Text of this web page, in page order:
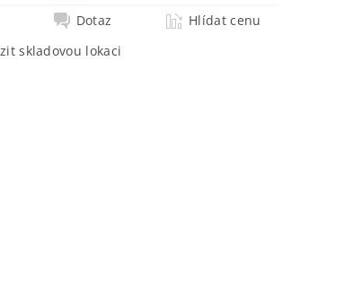
Dotaz
Hlídat cenu
skladovou lokaci